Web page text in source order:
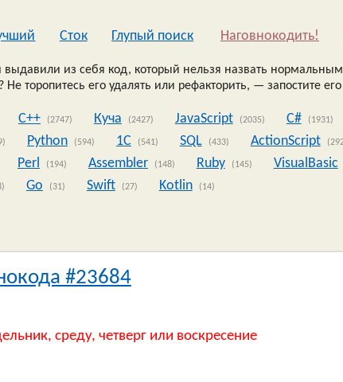
Сток Глупый поиск Наговнокодить!
из себя код, который нельзя назвать
Не торопитесь его удалять или рефакторить, — запостите
C++ (2747) Куча (2427) JavaScript (2035) C# (1931)
Python (594) 1C (541) SQL (433) ActionScript
Perl (194) Assembler (148) Ruby (145) VisualBasic
Go (31) Swift (27) Kotlin (14)
#23684
среду, четверг или воскресение